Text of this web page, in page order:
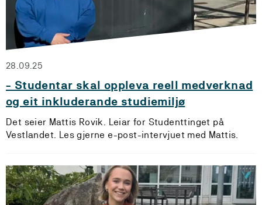
28.09.25
- Studentar skal oppleva reell medverknad
og eit inkluderande studiemiljø
Det seier Mattis Rovik. Leiar for Studenttinget på
Vestlandet. Les gjerne e-post-intervjuet med Mattis.